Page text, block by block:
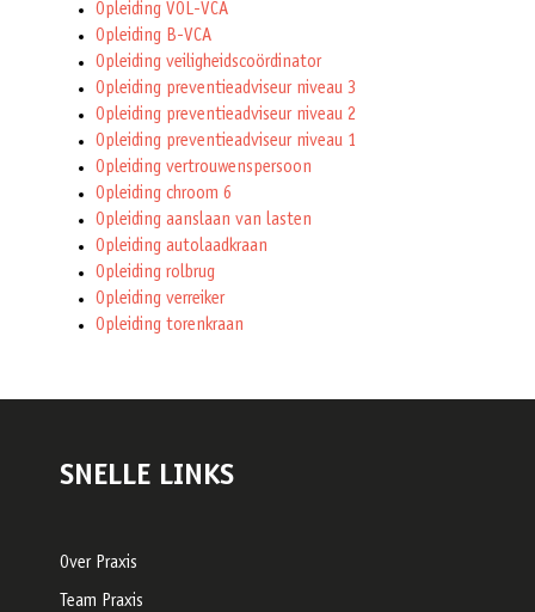
Opleiding VOL-VCA
Opleiding B-VCA
Opleiding veiligheidscoördinator
Opleiding preventieadviseur niveau 3
Opleiding preventieadviseur niveau 2
Opleiding preventieadviseur niveau 1
Opleiding vertrouwenspersoon
Opleiding chroom 6
Opleiding aanslaan van lasten
Opleiding autolaadkraan
Opleiding rolbrug
Opleiding verreiker
Opleiding torenkraan
SNELLE LINKS
Over Praxis
Team Praxis